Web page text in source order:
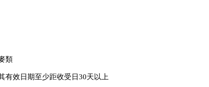
類
有效日期至少距收受日30天以上